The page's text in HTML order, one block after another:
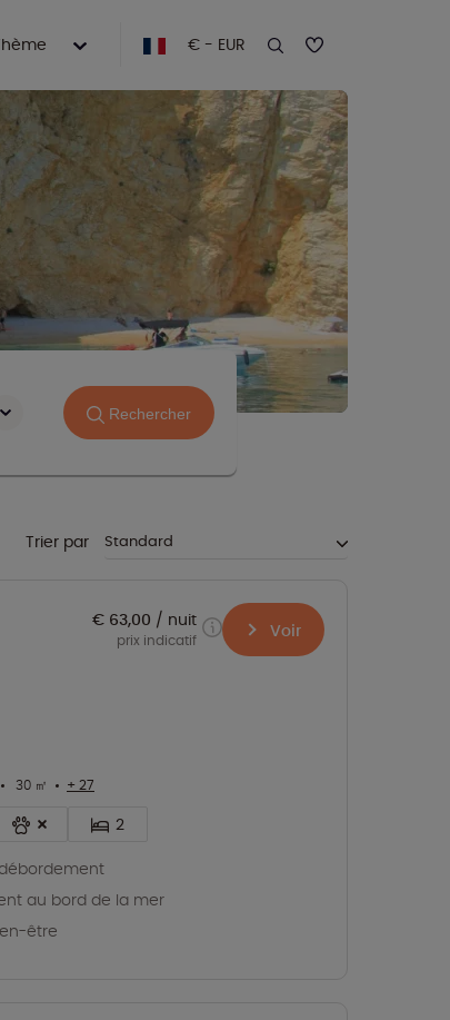
€ - EUR
Rechercher
Trier par
30 ㎡ + 27
2
au bord de la mer
être
€ 63,00 nuit
prix indicatif Voir